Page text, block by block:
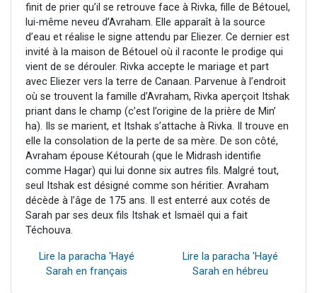
finit de prier qu’il se retrouve face à Rivka, fille de Bétouel,
lui-même neveu d’Avraham. Elle apparaît à la source
d’eau et réalise le signe attendu par Eliezer. Ce dernier est
invité à la maison de Bétouel où il raconte le prodige qui
vient de se dérouler. Rivka accepte le mariage et part
avec Eliezer vers la terre de Canaan. Parvenue à l’endroit
où se trouvent la famille d’Avraham, Rivka aperçoit Itshak
priant dans le champ (c’est l’origine de la prière de Min’
ha). Ils se marient, et Itshak s’attache à Rivka. Il trouve en
elle la consolation de la perte de sa mère. De son côté,
Avraham épouse Kétourah (que le Midrash identifie
comme Hagar) qui lui donne six autres fils. Malgré tout,
seul Itshak est désigné comme son héritier. Avraham
décède à l’âge de 175 ans. Il est enterré aux cotés de
Sarah par ses deux fils Itshak et Ismaël qui a fait
Téchouva.
Lire la paracha 'Hayé
Sarah en français
Lire la paracha 'Hayé
Sarah en hébreu